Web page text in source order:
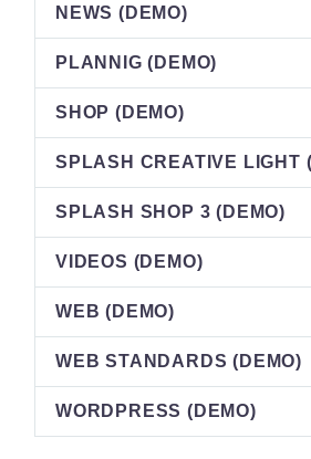
NEWS (DEMO)
PLANNIG (DEMO)
SHOP (DEMO)
SPLASH CREATIVE LIGHT
SPLASH SHOP 3 (DEMO)
VIDEOS (DEMO)
WEB (DEMO)
WEB STANDARDS (DEMO)
WORDPRESS (DEMO)